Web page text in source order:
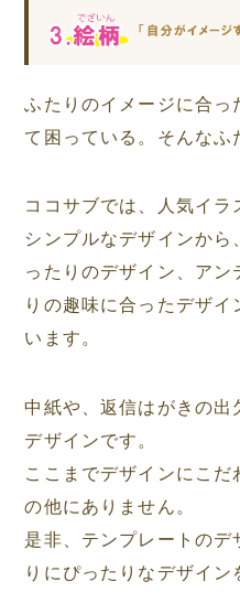
ふたりのイメージに合っ
て困っている。そんなふ
ココサブでは、人気イラ
シンプルなデザインか
ったりのデザイン、アン
りの趣味に合ったデザ
います。
中紙や、返信はがきの出
デザインです。
ここまでデザインにこ
の他にありません。
是非、テンプレートのデ
りにぴったりなデザイン